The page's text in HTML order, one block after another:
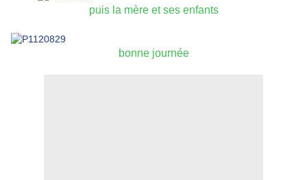
puis la mère et ses enfants
bonne journée